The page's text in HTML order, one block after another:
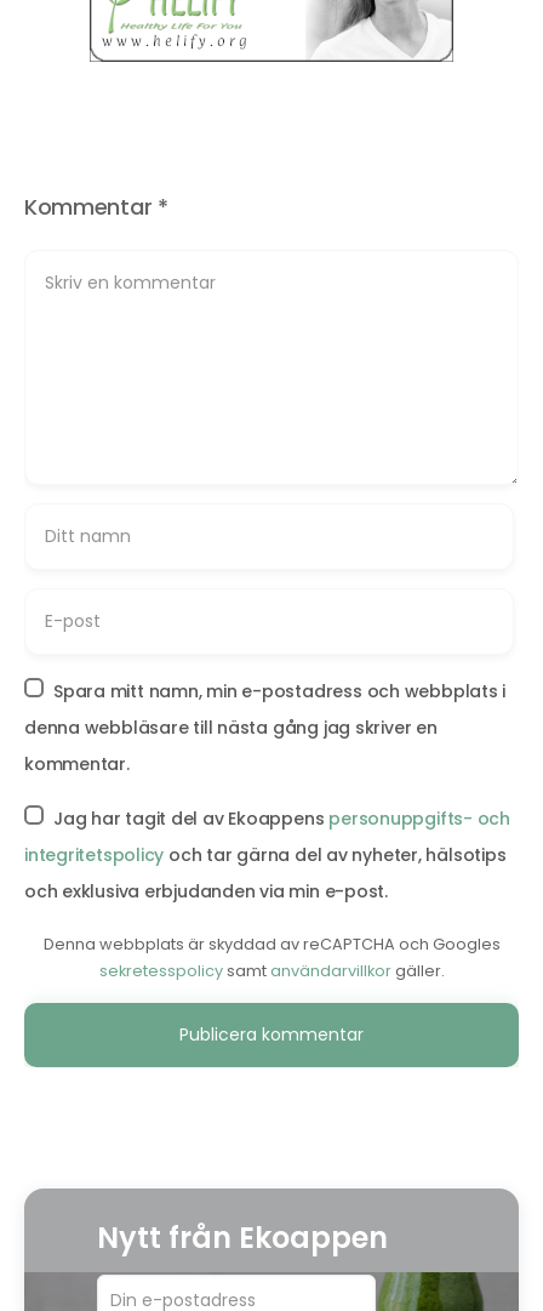
Kommentar *
Spara mitt namn, min e-postadress och webbplats i
denna webbläsare till nästa gång jag skriver en
kommentar.
Jag har tagit del av Ekoappens personuppgifts- och
integritetspolicy och tar gärna del av nyheter, hälsotips
och exklusiva erbjudanden via min e-post.
Denna webbplats är skyddad av reCAPTCHA och Googles
sekretesspolicysamtanvändarvillkorgäller.
Alternative:
Nytt från Ekoappen